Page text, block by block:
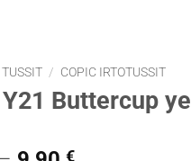
TUSSIT / COPIC IRTOTUSSIT
Buttercup
€